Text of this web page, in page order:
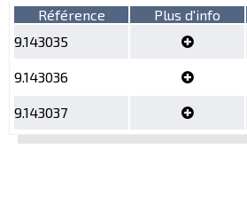
Référence Plus d'info
9.143035
9.143036
9.143037